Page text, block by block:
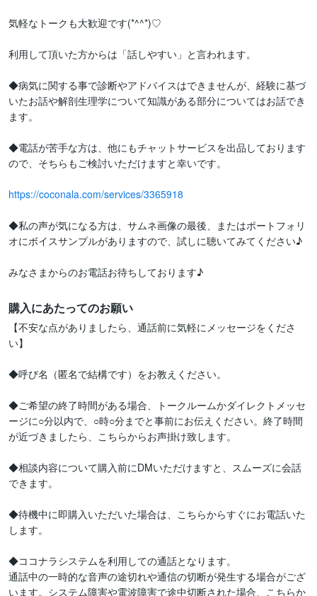
気軽なトークも大歓迎です(*^^*)♡
利用して頂いた方からは「話しやすい」と言われます。
◆病気に関する事で診断やアドバイスはできませんが、経験に基づ
いたお話や解剖生理学について知識がある部分についてはお話でき
ます。
◆電話が苦手な方は、他にもチャットサービスを出品しております
ので、そちらもご検討いただけますと幸いです。
https://coconala.com/services/3365918
◆私の声が気になる方は、サムネ画像の最後、またはポートフォリ
オにボイスサンプルがありますので、試しに聴いてみてください♪
みなさまからのお電話お待ちしております♪
購入にあたってのお願い
【不安な点がありましたら、通話前に気軽にメッセージをくださ
い】
◆呼び名（匿名で結構です）をお教えください。
◆ご希望の終了時間がある場合、トークルームかダイレクトメッセ
ージに○分以内で、○時○分までと事前にお伝えください。終了時間
が近づきましたら、こちらからお声掛け致します。
◆相談内容について購入前にDMいただけますと、スムーズに会話
できます。
◆待機中に即購入いただいた場合は、こちらからすぐにお電話いた
します。
◆ココナラシステムを利用しての通話となります。
通話中の一時的な音声の途切れや通信の切断が発生する場合がござ
います。システム障害や電波障害で途中切断された場合、こちらか